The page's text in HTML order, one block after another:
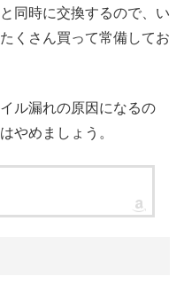
同時に交換するので、い
くさん買って常備してお
ル漏れの原因になるの
やめましょう。